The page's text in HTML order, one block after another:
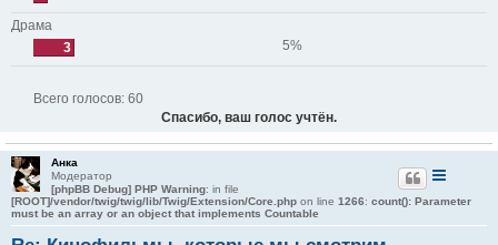
Драма
3
5%
Всего голосов: 60
Спасибо, ваш голос учтён.
Анка
Модератор
[phpBB Debug] PHP Warning: in file
[ROOT]/vendor/twig/twig/lib/Twig/Extension/Core.php on line 1266: count(): Parameter
must be an array or an object that implements Countable